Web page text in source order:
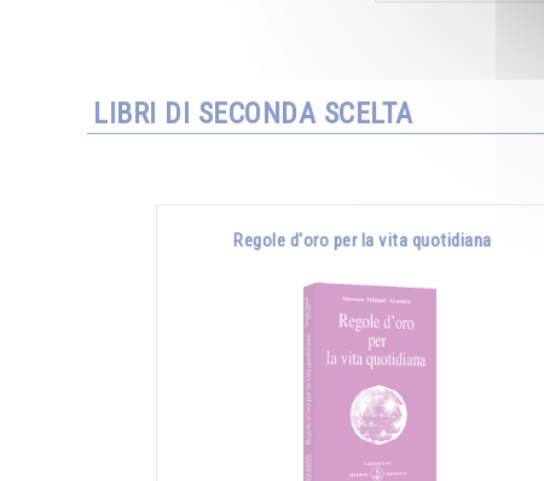
LIBRI DI SECONDA SCELTA
Regole d'oro per la vita quotidiana